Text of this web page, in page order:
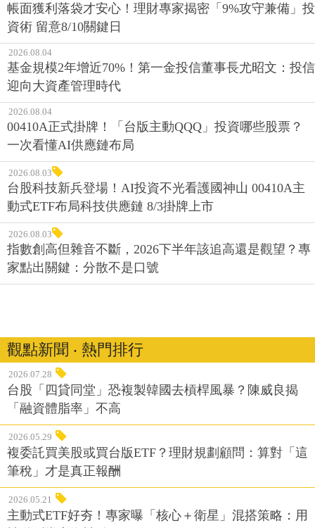
帳面獲利落袋才安心！理財專家揭密「9%攻守兼備」投
資術 留意8/10關鍵日
2026.08.04
基金規模2年增近70%！第一金投信董事長尤昭文：投信
迎向大資產管理時代
2026.08.04
00410A正式掛牌！「台版主動QQQ」投資哪些股票？
一次看懂AI供應鏈布局
2026.08.03
台股科技新兵登場！AI投資不光看護國神山 00410A主
動式ETF布局科技供應鏈 8/3掛牌上市
2026.08.03
指數創高但雜音不斷，2026下半年該追高還是觀望？專
家點出關鍵：分散不是口號
觀點新聞 ‧ 熱門排行
2026.07.28
台股「四貸同堂」恐複製韓國去槓桿風暴？陳威良揭
「融資體脂率」不高
2026.05.29
複委託買美股或買台版ETF？理財規劃顧問：算對「這
筆稅」才是真正報酬
2026.05.21
主動式ETF好夯！專家曝「核心＋衛星」混搭策略：用